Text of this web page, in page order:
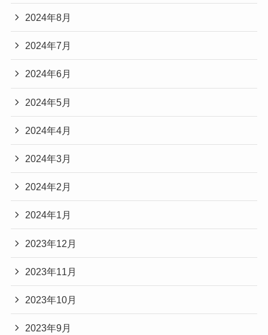
2024年8月
2024年7月
2024年6月
2024年5月
2024年4月
2024年3月
2024年2月
2024年1月
2023年12月
2023年11月
2023年10月
2023年9月